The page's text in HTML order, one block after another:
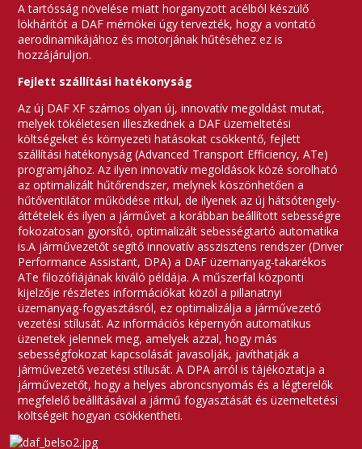
A tartósság növelése miatt horganyzott acélból készülő
lökhárítót a DAF mérnökei úgy tervezték, hogy a vontató
aerodinamikájához és motorjának hűtéséhez ez is
hozzájáruljon.
Fejlett szállítási hatékonyság
Az új DAF XF számos olyan új, innovatív megoldást mutat,
melyek tökéletesen illeszkednek a DAF üzemeltetési
költségeket és környezeti hatásokat csökkentő, fejlett
szállítási hatékonyság (Advanced Transport Efficiency, ATe)
programjához. Az ilyen innovatív megoldások közé sorolható
az optimalizált hűtőrendszer, melynek köszönhetően a
hűtőventilátor működése ritkul, de ilyenek az új hátsótengely-
áttételek és ilyen a járművet a korábban beállított sebességre
fokozatosan gyorsító, optimalizált sebességtartó automatika
is.A járművezetőt segítő innovatív asszisztens rendszer (Driver
Performance Assistant, DPA) a DAF üzemanyag-takarékos
ATe filozófiájának kiváló példája. A műszerfal központi
kijelzője részletes információkat közöl a pillanatnyi
üzemanyag-fogyasztásról, ez optimalizálja a járművezető
vezetési stílusát. Az információs képernyőn automatikus
üzenetek jelennek meg, amelyek azzal, hogy más
sebességfokozat kapcsolását javasolják, javíthatják a
járművezető vezetési stílusát. A DPA arról is tájékoztatja a
járművezetőt, hogy a helyes abroncsnyomás és a légterelők
megfelelő beállításával a jármű fogyasztását és üzemeltetési
költségeit hogyan csökkentheti.